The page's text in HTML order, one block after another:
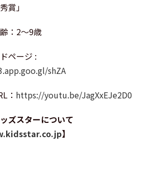
賞」
：2～9歳
ページ :
shZA
： https://youtu.be/JagXxEJe2D0
ッズスターについて
】